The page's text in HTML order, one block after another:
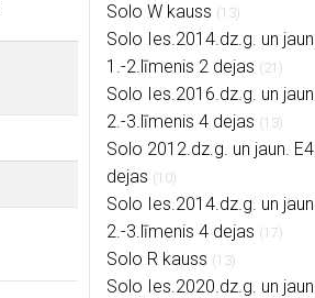
Solo W kauss (13)
Solo Ies.2014.dz.g. un
1.-2.līmenis 2 dejas (21)
Solo Ies.2016.dz.g. un
2.-3.līmenis 4 dejas (13)
Solo 2012.dz.g. un jaun.
dejas (10)
Solo Ies.2014.dz.g. un
2.-3.līmenis 4 dejas (17)
Solo R kauss (13)
Solo Ies.2020.dz.g. un